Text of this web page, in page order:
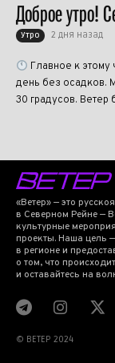
Доброе утро!
Утро 2 дня назад
Главное к этому
день без осадков.
30 градусов. Ветер
«Ветер» — это
в Северном Рейне —
культурные
проекты. Наша цель
в регионе и
о том, что
и оставайтесь на
© BETEP 2024